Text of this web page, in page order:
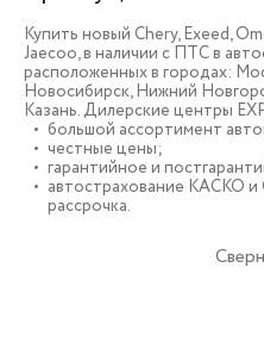
Купить новый Chery, Exeed,
Jaecoo, в наличии c ПТС в
расположенных в городах:
Новосибирск, Нижний
Казань. Дилерские центры
большой ассортимент
честные цены;
гарантийное и
автострахование КАСКО
рассрочка.